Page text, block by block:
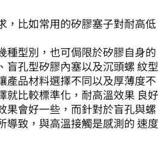
，比如常用的矽膠塞子對耐高低
種型別，也可侷限於矽膠自身的
孔型矽膠內塞以及沉頭螺 紋型
產品材料選擇不同以及厚薄度不
就比較標準化，耐高溫效果 良好
果會好一些，而針對於盲孔與螺
導致，與高溫接觸是感測的 速度